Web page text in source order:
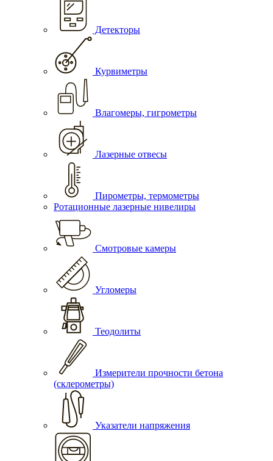
Детекторы
Курвиметры
Влагомеры, гигрометры
Лазерные отвесы
Пирометры, термометры
Ротационные лазерные нивелиры
Смотровые камеры
Угломеры
Теодолиты
Измерители прочности бетона
(склерометры)
Указатели напряжения